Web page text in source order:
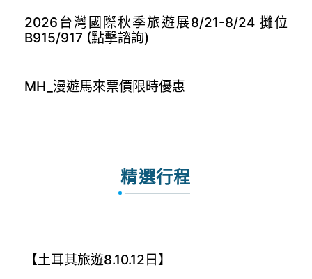
2026台灣國際秋季旅遊展8/21-8/24 攤位
B915/917 (點擊諮詢)
MH_漫遊馬來票價限時優惠
精選行程
【土耳其旅遊8.10.12日】